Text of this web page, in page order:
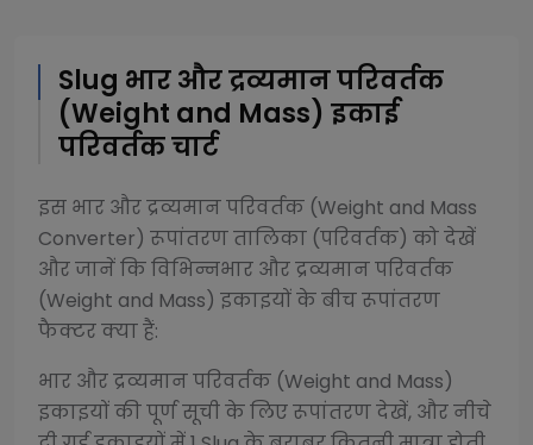
Slug भार और द्रव्यमान परिवर्तक
(Weight and Mass) इकाई
परिवर्तक चार्ट
इस भार और द्रव्यमान परिवर्तक (Weight and Mass
Converter) रूपांतरण तालिका (परिवर्तक) को देखें
और जानें कि विभिन्नभार और द्रव्यमान परिवर्तक
(Weight and Mass) इकाइयों के बीच रूपांतरण
फैक्टर क्या हैं:
भार और द्रव्यमान परिवर्तक (Weight and Mass)
इकाइयों की पूर्ण सूची के लिए रूपांतरण देखें, और नीचे